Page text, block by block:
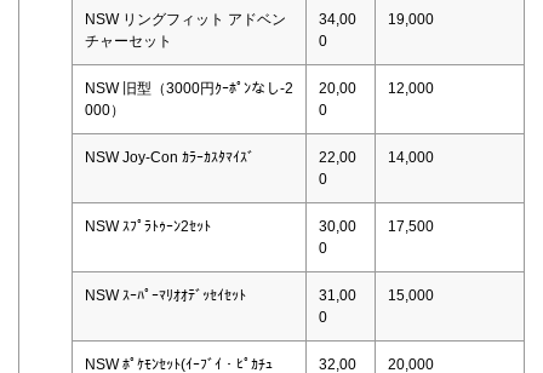
NSW リングフィット アドベン
チャーセット
34,00
0
19,000
NSW 旧型（3000円ｸｰﾎﾟﾝなし-2
000）
20,00
0
12,000
NSW Joy-Con ｶﾗｰｶｽﾀﾏｲｽﾞ
22,00
0
14,000
NSW ｽﾌﾟﾗﾄｩｰﾝ2ｾｯﾄ
30,00
0
17,500
NSW ｽｰﾊﾟｰﾏﾘｵｵﾃﾞｯｾｲｾｯﾄ
31,00
0
15,000
NSW ﾎﾟｹﾓﾝｾｯﾄ(ｲｰﾌﾞｲ・ﾋﾟｶﾁｭ
32,00
20,000